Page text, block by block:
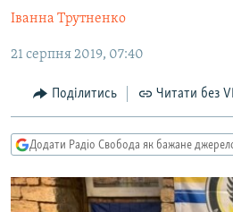
основної
Перейти
пошуку
ЕКОНОМІКА
СУСПІЛЬСТВО
КУЛЬТУРА
УКРАЇНА
СВІТ
РОСІЙСЬКА «ФІЛЬТРАЦІЯ»
ДОНБАС.РЕАЛІЇ
КРИМ.РЕАЛІЇ
СХЕМИ
КИТАЙ.ВИКЛИКИ
Іванна Трутненко
21 серпня 2019, 07:40
Поділитись Читати без
Додати Радіо Свобода як бажане